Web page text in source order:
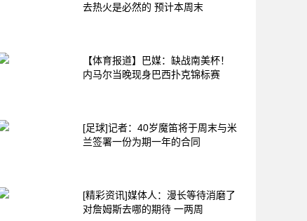
去热火是必然的 预计本周末
【体育报道】巴媒：缺战南美杯！
内马尔当晚现身巴西扑克锦标赛
[足球]记者：40岁魔笛将于周末与米
兰签署一份为期一年的合同
[精彩资讯]媒体人：漫长等待消磨了
对詹姆斯去哪的期待 一两周